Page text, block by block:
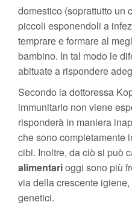
domestico (soprattutto un
piccoli esponendoli a
temprare e formare al
bambino. In tal modo le
abituate a rispondere
Secondo la dottoressa
immunitario non viene
risponderà in maniera
che sono completamente
cibi. Inoltre, da ciò si può
alimentarioggi sono più
via della crescente
genetici.